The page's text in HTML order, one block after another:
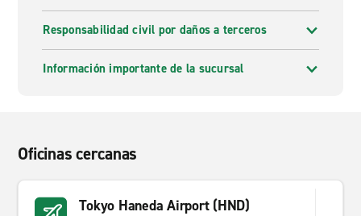
Responsabilidad civil por daños a terceros
Información importante de la sucursal
Oficinas cercanas
Tokyo Haneda Airport (HND)